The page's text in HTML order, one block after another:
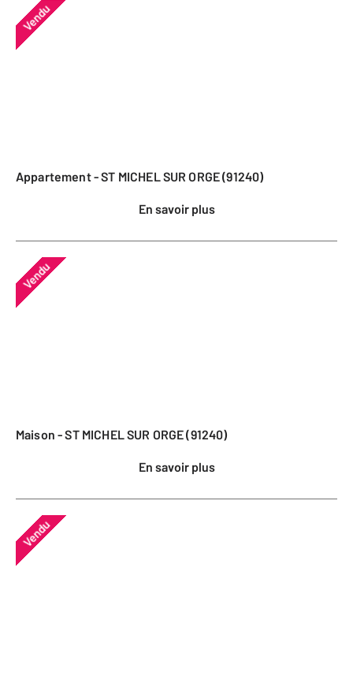
Vendu
Appartement - ST MICHEL SUR ORGE (91240)
En savoir plus
Vendu
Maison - ST MICHEL SUR ORGE (91240)
En savoir plus
Vendu